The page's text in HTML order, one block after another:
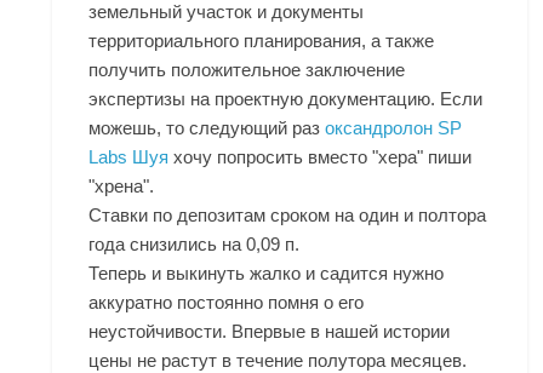
земельный участок и документы
территориального планирования, а также
получить положительное заключение
экспертизы на проектную документацию. Если
можешь, то следующий разоксандролон SP
Labs Шуя хочу попросить вместо "хера" пиши
"хрена".
Ставки по депозитам сроком на один и полтора
года снизились на 0,09 п.
Теперь и выкинуть жалко и садится нужно
аккуратно постоянно помня о его
неустойчивости. Впервые в нашей истории
цены не растут в течение полутора месяцев.